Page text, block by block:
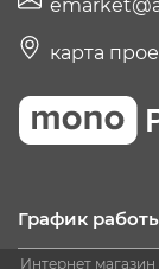
карта
График
Интернет